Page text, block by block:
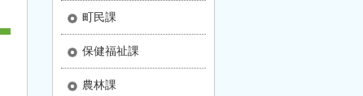
町民課
保健福祉課
農林課